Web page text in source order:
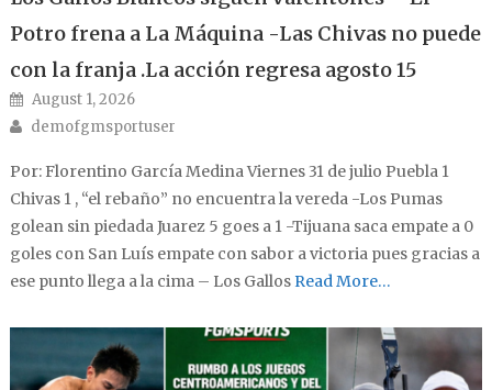
Potro frena a La Máquina -Las Chivas no puede
con la franja .La acción regresa agosto 15
Posted on
August 1, 2026
Author
demofgmsportuser
Por: Florentino García Medina Viernes 31 de julio Puebla 1
Chivas 1 , “el rebaño” no encuentra la vereda -Los Pumas
golean sin piedada Juarez 5 goes a 1 -Tijuana saca empate a 0
goles con San Luís empate con sabor a victoria pues gracias a
ese punto llega a la cima – Los GallosRead More…